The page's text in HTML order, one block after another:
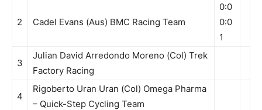
2 Cadel Evans (Aus) BMC Racing Team
0:0
0:0
1
3
Julian David Arredondo Moreno (Col) Trek
Factory Racing
4
Rigoberto Uran Uran (Col) Omega Pharma
– Quick-Step Cycling Team